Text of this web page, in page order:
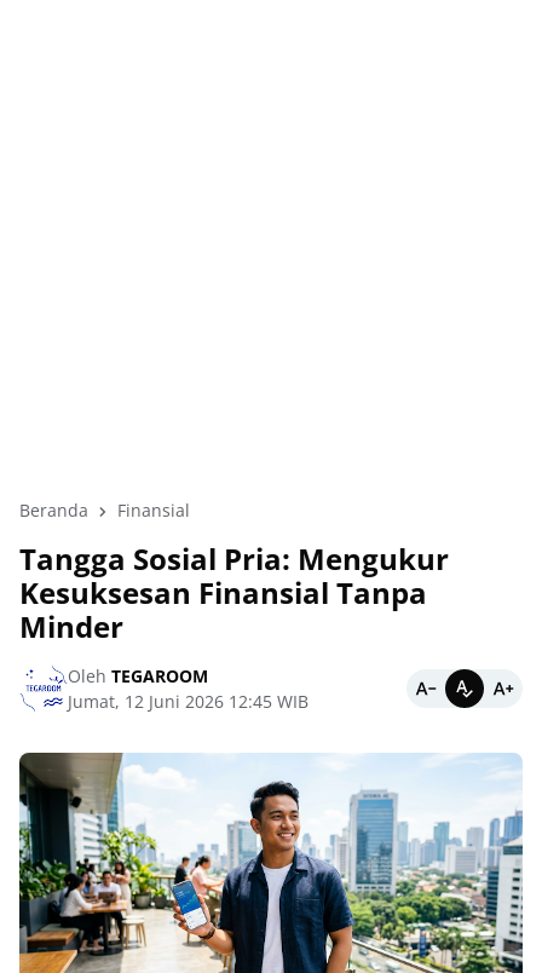
Beranda Finansial
Tangga Sosial Pria: Mengukur
Kesuksesan Finansial Tanpa
Minder
Oleh TEGAROOM
Jumat, 12 Juni 2026 12:45 WIB